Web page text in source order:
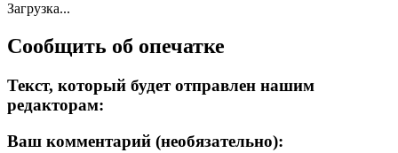
Загрузка...
Сообщить об опечатке
Текст, который будет отправлен нашим
редакторам:
Ваш комментарий (необязательно):